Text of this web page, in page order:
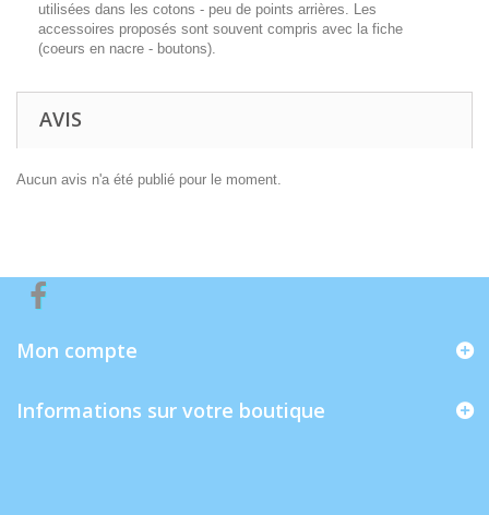
utilisées dans les cotons - peu de points arrières. Les
accessoires proposés sont souvent compris avec la fiche
(coeurs en nacre - boutons).
AVIS
Aucun avis n'a été publié pour le moment.
Mon compte
Informations sur votre boutique